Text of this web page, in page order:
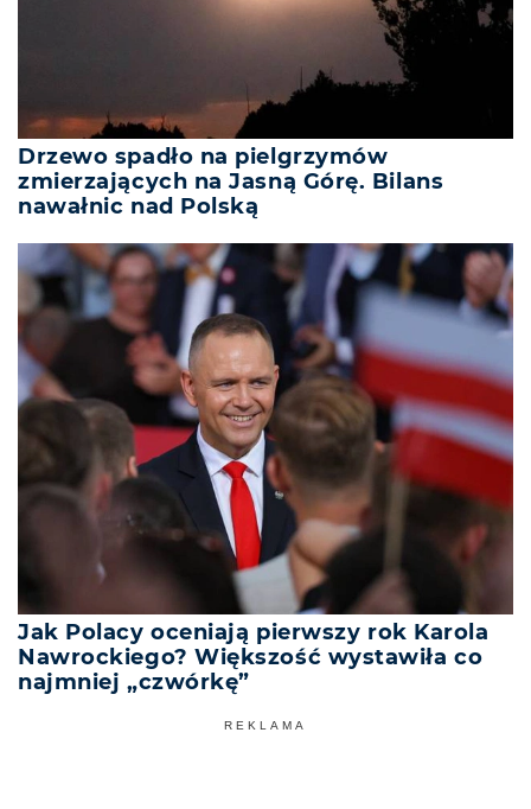
Drzewo spadło na pielgrzymów
zmierzających na Jasną Górę. Bilans
nawałnic nad Polską
Jak Polacy oceniają pierwszy rok Karola
Nawrockiego? Większość wystawiła co
najmniej „czwórkę”
REKLAMA